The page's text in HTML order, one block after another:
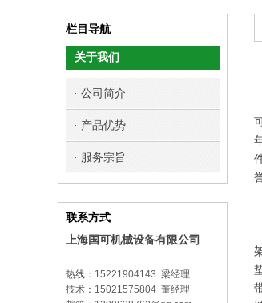
关于我们
栏目导航
· 公司简介
· 产品优势
· 服务宗旨
联系方式
上海国可机械设备有限公司
热线 ： 15221904143 梁经理
技术 ： 15021575804 董经理